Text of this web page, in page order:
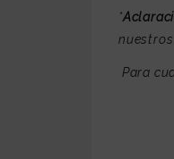
*
Para